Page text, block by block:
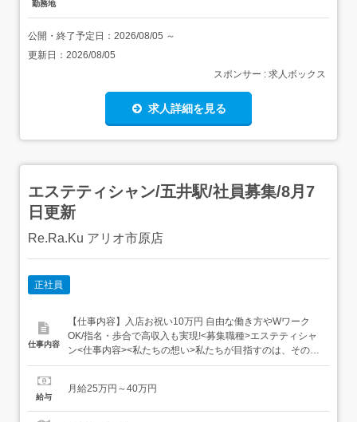
勤務地
公開・終了予定日： 2026/08/05 ～
更新日： 2026/08/05
スポンサー : 求人ボックス
求人詳細を見る
エステティシャン/五井駅/社員募集/8月7
日更新
Re.Ra.Ku アリオ市原店
正社員
仕事内容
【仕事内容】入店お祝い10万円 自由な働き方やWワーク
OK/指名・歩合で高収入も実現!<募集職種>エステティシャ
ン<仕事内容><私たちの想い>私たちが目指すのは、その場
かぎりではない「疲れにくい体づくり」。独自技術『ウイ
健康な毎日をプロデュースしています。<具体的なお仕事
給与
月給25万円～40万円